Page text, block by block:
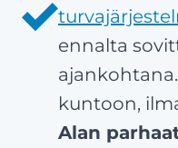
ennalta
kuntoon,
Alan